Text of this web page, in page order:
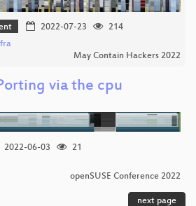
2022-07-23
214
May Contain Hackers 2022
via the cpu
2022-06-03
21
openSUSE Conference 2022
next page